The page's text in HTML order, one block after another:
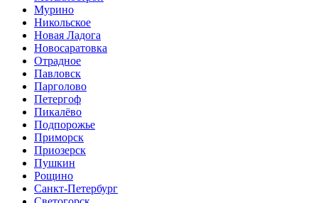
Мурино
Никольское
Новая Ладога
Новосаратовка
Отрадное
Павловск
Парголово
Петергоф
Пикалёво
Подпорожье
Приморск
Приозерск
Пушкин
Рощино
Санкт-Петербург